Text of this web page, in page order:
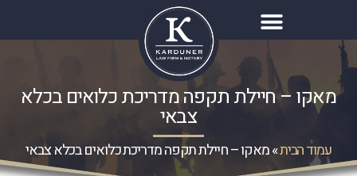
מאקו – חיילת תקפה מדריכת כלואים בכלא
צבאי
עמוד הבית»מאקו – חיילת תקפה מדריכת כלואים בכלא צבאי